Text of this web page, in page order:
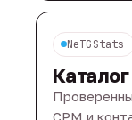
NeTGStats
CPM и